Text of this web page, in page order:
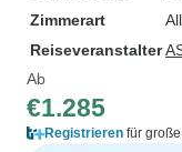
Zimmerart
Reiseveranstalter
Ab
€1.285
Registrieren für